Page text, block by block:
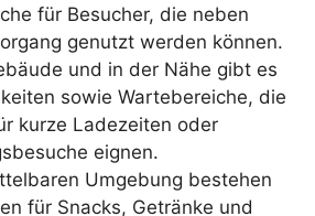
für Besucher, die neben
genutzt werden können.
und in der Nähe gibt es
sowie Wartebereiche, die
kurze Ladezeiten oder
eignen.
Umgebung bestehen
für Snacks, Getränke und